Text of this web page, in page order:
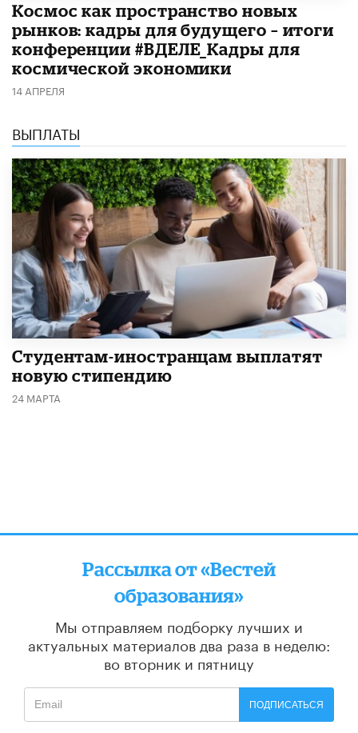
Космос как пространство новых
рынков: кадры для будущего – итоги
конференции #ВДЕЛЕ_Кадры для
космической экономики
14 АПРЕЛЯ
ВЫПЛАТЫ
Студентам-иностранцам выплатят
новую стипендию
24 МАРТА
Рассылка от «Вестей
образования»
Мы отправляем подборку лучших и
актуальных материалов два раза в неделю:
во вторник и пятницу
ПОДПИСАТЬСЯ